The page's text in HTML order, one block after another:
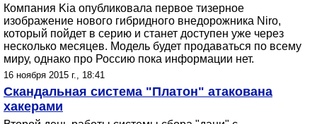
Компания Kia опубликовала первое тизерное
изображение нового гибридного внедорожника Niro,
который пойдет в серию и станет доступен уже через
несколько месяцев. Модель будет продаваться по всему
миру, однако про Россию пока информации нет.
16 ноября 2015 г., 18:41
Скандальная система "Платон" атакована
хакерами